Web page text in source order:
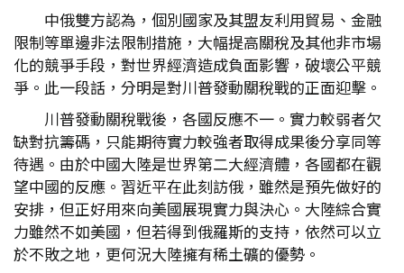
中俄雙方認為，個別國家及其盟友利用貿易、金融
限制等單邊非法限制措施，大幅提高關稅及其他非市場
化的競爭手段，對世界經濟造成負面影響，破壞公平競
爭。此一段話，分明是對川普發動關稅戰的正面迎擊。
川普發動關稅戰後，各國反應不一。實力較弱者欠
缺對抗籌碼，只能期待實力較強者取得成果後分享同等
待遇。由於中國大陸是世界第二大經濟體，各國都在觀
望中國的反應。習近平在此刻訪俄，雖然是預先做好的
安排，但正好用來向美國展現實力與決心。大陸綜合實
力雖然不如美國，但若得到俄羅斯的支持，依然可以立
於不敗之地，更何況大陸擁有稀土礦的優勢。